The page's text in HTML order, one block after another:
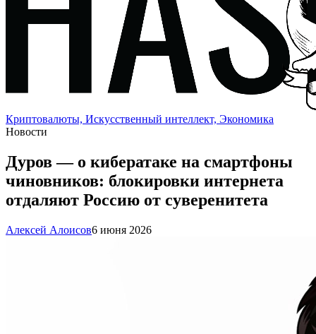
Криптовалюты, Искусственный интеллект, Экономика
Новости
Дуров — о кибератаке на смартфоны
чиновников: блокировки интернета
отдаляют Россию от суверенитета
Алексей Алоисов6 июня 2026